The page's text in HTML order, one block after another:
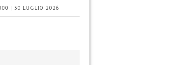
| 30 LUGLIO 2026